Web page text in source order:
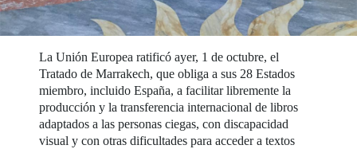
La Unión Europea ratificó ayer, 1 de octubre, el
Tratado de Marrakech, que obliga a sus 28 Estados
miembro, incluido España, a facilitar libremente la
producción y la transferencia internacional de libros
adaptados a las personas ciegas, con discapacidad
visual y con otras dificultades para acceder a textos